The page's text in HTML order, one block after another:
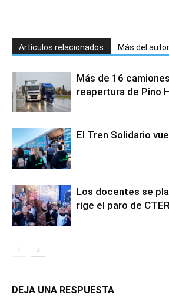
Artículos relacionados Más del autor
Más de 16
reapertura de Pino
El Tren Solidario
Los docentes se
rige el paro de
DEJA UNA RESPUESTA